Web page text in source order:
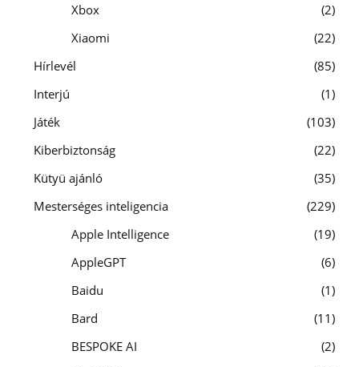
Xbox
2
Xiaomi
22
Hírlevél
85
Interjú
1
Játék
103
Kiberbiztonság
22
Kütyü ajánló
35
Mesterséges inteligencia
229
Apple Intelligence
19
AppleGPT
6
Baidu
1
Bard
11
BESPOKE AI
2